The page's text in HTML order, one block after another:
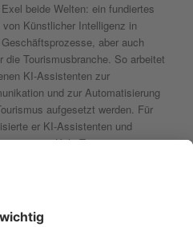
beide Welten: ein fundiertes
Künstlicher Intelligenz in
aber auch
Tourismusbranche. So arbeitet
KI-Assistenten zur
und zur Automatisierung
aufgesetzt werden. Für
er KI-Assistenten und
wie Köln Tourismus,
Werbung, Bayerisch-